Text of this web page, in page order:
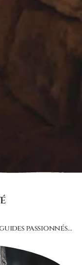
passionnés…